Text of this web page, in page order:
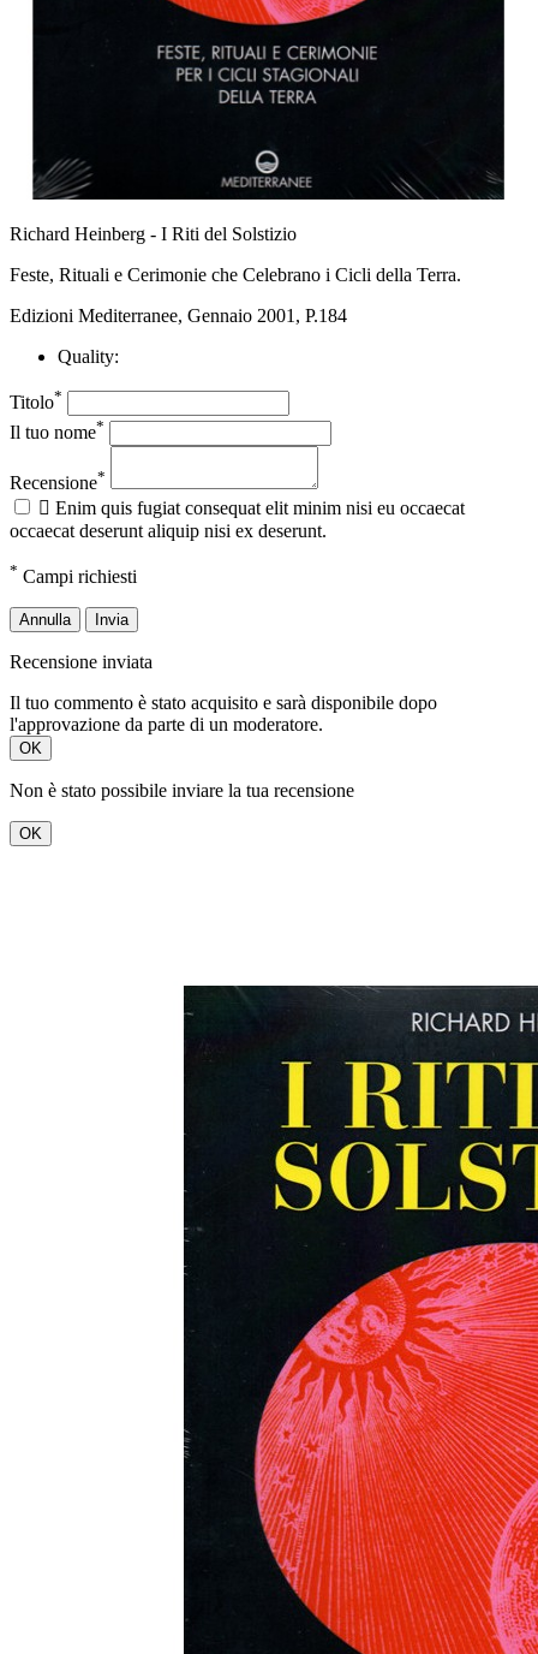
Richard Heinberg - I Riti del Solstizio
Feste, Rituali e Cerimonie che Celebrano i Cicli della Terra.
Edizioni Mediterranee, Gennaio 2001, P.184
Quality:
Titolo*
Il tuo nome*
Recensione*
 Enim quis fugiat consequat elit minim nisi eu occaecat
occaecat deserunt aliquip nisi ex deserunt.
* Campi richiesti
Annulla Invia
Recensione inviata
Il tuo commento è stato acquisito e sarà disponibile dopo
l'approvazione da parte di un moderatore.
OK
Non è stato possibile inviare la tua recensione
OK